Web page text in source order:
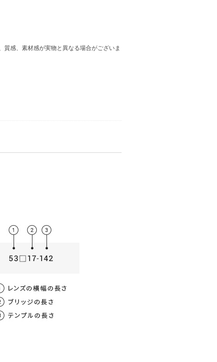
感、素材感が実物と異なる場合がございま